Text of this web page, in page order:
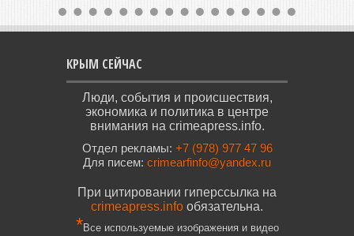
КРЫМ СЕЙЧАС
Люди, события и происшествия,
экономика и политика в центре
внимания на crimeapress.info.
Отдел рекламы: +7 (978) 977 47 96
Для писем: crimearfinfo@yandex.ru
При цитировании гиперссылка на
crimeapress.info обязательна.
*Все используемые изображения и видео